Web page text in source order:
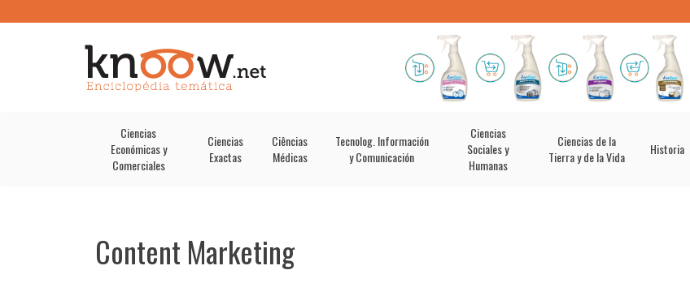
Ciencias
Económicas y
Comerciales
Ciencias
Exactas
Ciências
Médicas
Tecnolog. Información
y Comunicación
Ciencias
Sociales y
Humanas
Ciencias de la
Tierra y de la Vida
Historia
Content Marketing